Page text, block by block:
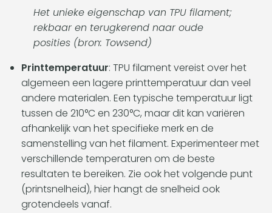
Het unieke eigenschap van TPU filament;
rekbaar en terugkerend naar oude
posities (bron: Towsend)
Printtemperatuur: TPU filament vereist over het
algemeen een lagere printtemperatuur dan veel
andere materialen. Een typische temperatuur ligt
tussen de 210°C en 230°C, maar dit kan variëren
afhankelijk van het specifieke merk en de
samenstelling van het filament. Experimenteer met
verschillende temperaturen om de beste
resultaten te bereiken. Zie ook het volgende punt
(printsnelheid), hier hangt de snelheid ook
grotendeels vanaf.